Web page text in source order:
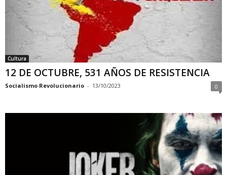
Cultura
12 DE OCTUBRE, 531 AÑOS DE RESISTENCIA
Socialismo Revolucionario - 13/10/2023 0